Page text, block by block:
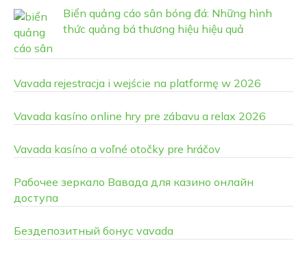
Biển quảng cáo sân bóng đá: Những hình
thức quảng bá thương hiệu hiệu quả
Vavada rejestracja i wejście na platformę w 2026
Vavada kasíno online hry pre zábavu a relax 2026
Vavada kasíno a voľné otočky pre hráčov
Рабочее зеркало Вавада для казино онлайн
доступа
Бездепозитный бонус vavada